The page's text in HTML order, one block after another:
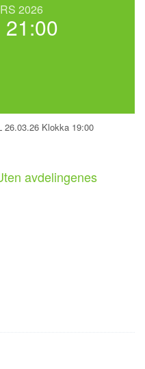
2026
26.03.26 Klokka 19:00
avdelingenes